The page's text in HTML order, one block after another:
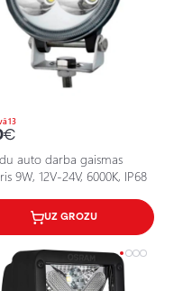
13
€
auto darba gaismas
9W, 12V-24V, 6000K, IP68
UZ GROZU